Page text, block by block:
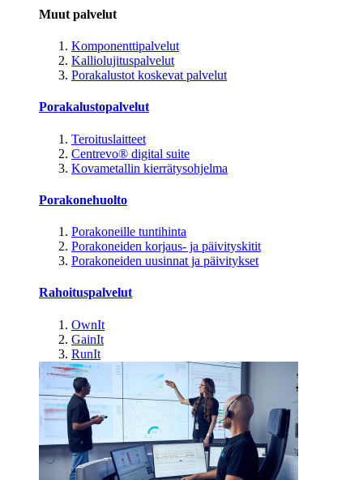
Muut palvelut
Komponenttipalvelut
Kalliolujituspalvelut
Porakalustot koskevat palvelut
Porakalustopalvelut
Teroituslaitteet
Centrevo® digital suite
Kovametallin kierrätysohjelma
Porakonehuolto
Porakoneille tuntihinta
Porakoneiden korjaus- ja päivityskitit
Porakoneiden uusinnat ja päivitykset
Rahoituspalvelut
OwnIt
GainIt
RunIt